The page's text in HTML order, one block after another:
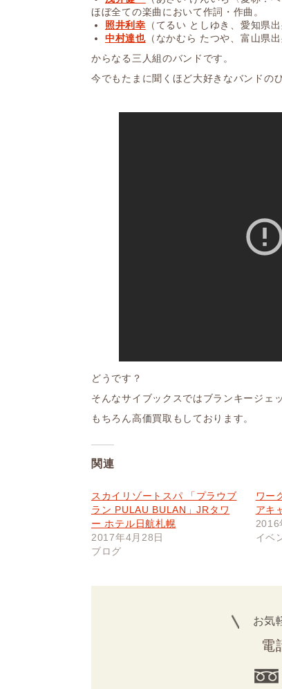
ほぼ全ての楽曲において作詞・作曲。
照井利幸 （てるい としゆき、愛知県
中村達也（なかむら たつや、富山県
からなる三人組のバンドです。
今でもたまに聞くほど大好きなバンドの
どうです？
そんなサイブックスではブランキージェ
もちろん高価買取もしております。
関連
スカイリゾートスパ 「プラウブ
ラン PULAU BULAN」JRタワ
ー ホテル日航札幌
2017年4月28日
ブログ
ワー
アキ
2016
イベ
お気
電